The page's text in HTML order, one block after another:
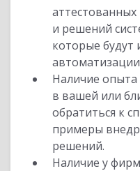
и решений
которые будут
Наличие
в вашей или
обратиться к
примеры
решений.
Наличие у